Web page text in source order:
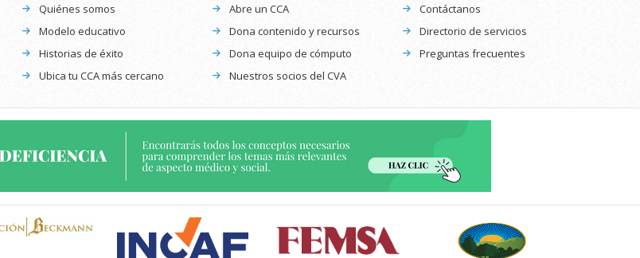
Quiénes somos
Modelo educativo
Historias de éxito
Ubica tu CCA más cercano
Abre un CCA
Dona contenido y recursos
Dona equipo de cómputo
Nuestros socios del CVA
Contáctanos
Directorio de servicios
Preguntas frecuentes